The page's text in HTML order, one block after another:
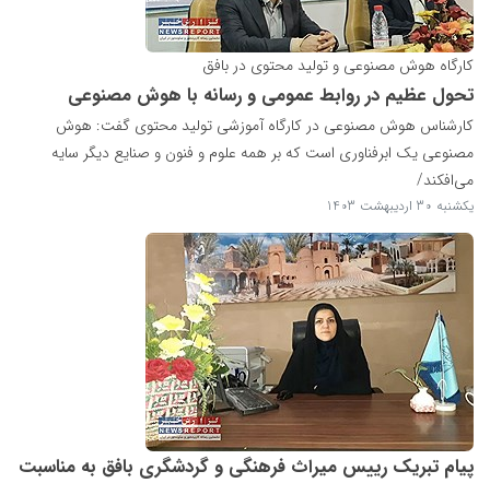
کارگاه هوش مصنوعی و تولید محتوی در بافق
تحول عظیم در روابط عمومی و رسانه با هوش مصنوعی
کارشناس هوش مصنوعی در کارگاه آموزشی تولید محتوی گفت: هوش
مصنوعی یک ابرفناوری است که بر همه‌ علوم و فنون و صنایع دیگر سایه‌
می‌افکند/
یکشنبه 30 اردیبهشت 1403
پیام تبریک رییس میراث فرهنگی و گردشگری بافق به مناسبت